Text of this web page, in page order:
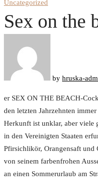
Uncategorized
Sex on the
by hruska-
er SEX ON THE BEACH-
den letzten Jahrzehnten
Herkunft ist unklar, aber viele
in den Vereinigten Staaten
Pfirsichlikör, Orangensaft und
von seinem farbenfrohen
an einen Sommerurlaub am